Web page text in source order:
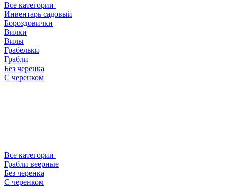
Все категории
Инвентарь садовый
Бороздовички
Вилки
Вилы
Грабельки
Грабли
Без черенка
С черенком
Все категории
Грабли веерные
Без черенка
С черенком